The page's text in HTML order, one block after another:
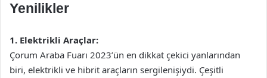
Yenilikler
1. Elektrikli Araçlar:
Çorum Araba Fuarı 2023’ün en dikkat çekici yanlarından
biri, elektrikli ve hibrit araçların sergilenişiydi. Çeşitli